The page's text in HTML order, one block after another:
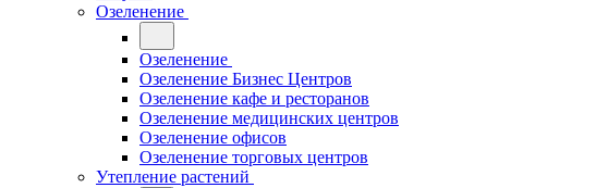
Озеленение
Озеленение
Озеленение Бизнес Центров
Озеленение кафе и ресторанов
Озеленение медицинских центров
Озеленение офисов
Озеленение торговых центров
Утепление растений